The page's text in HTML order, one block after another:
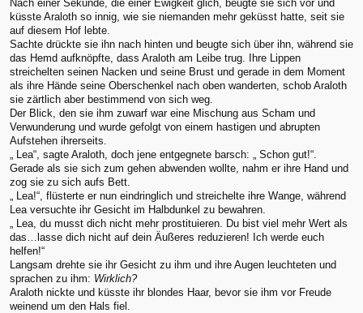
Nach einer Sekunde, die einer Ewigkeit glich, beugte sie sich vor und
küsste Araloth so innig, wie sie niemanden mehr geküsst hatte, seit sie
auf diesem Hof lebte.
Sachte drückte sie ihn nach hinten und beugte sich über ihn, während sie
das Hemd aufknöpfte, dass Araloth am Leibe trug. Ihre Lippen
streichelten seinen Nacken und seine Brust und gerade in dem Moment
als ihre Hände seine Oberschenkel nach oben wanderten, schob Araloth
sie zärtlich aber bestimmend von sich weg.
Der Blick, den sie ihm zuwarf war eine Mischung aus Scham und
Verwunderung und wurde gefolgt von einem hastigen und abrupten
Aufstehen ihrerseits.
„ Lea“, sagte Araloth, doch jene entgegnete barsch: „ Schon gut!“.
Gerade als sie sich zum gehen abwenden wollte, nahm er ihre Hand und
zog sie zu sich aufs Bett.
„ Lea!“, flüsterte er nun eindringlich und streichelte ihre Wange, während
Lea versuchte ihr Gesicht im Halbdunkel zu bewahren.
„ Lea, du musst dich nicht mehr prostituieren. Du bist viel mehr Wert als
das…lasse dich nicht auf dein Äußeres reduzieren! Ich werde euch
helfen!“
Langsam drehte sie ihr Gesicht zu ihm und ihre Augen leuchteten und
sprachen zu ihm: Wirklich?
Araloth nickte und küsste ihr blondes Haar, bevor sie ihm vor Freude
weinend um den Hals fiel.